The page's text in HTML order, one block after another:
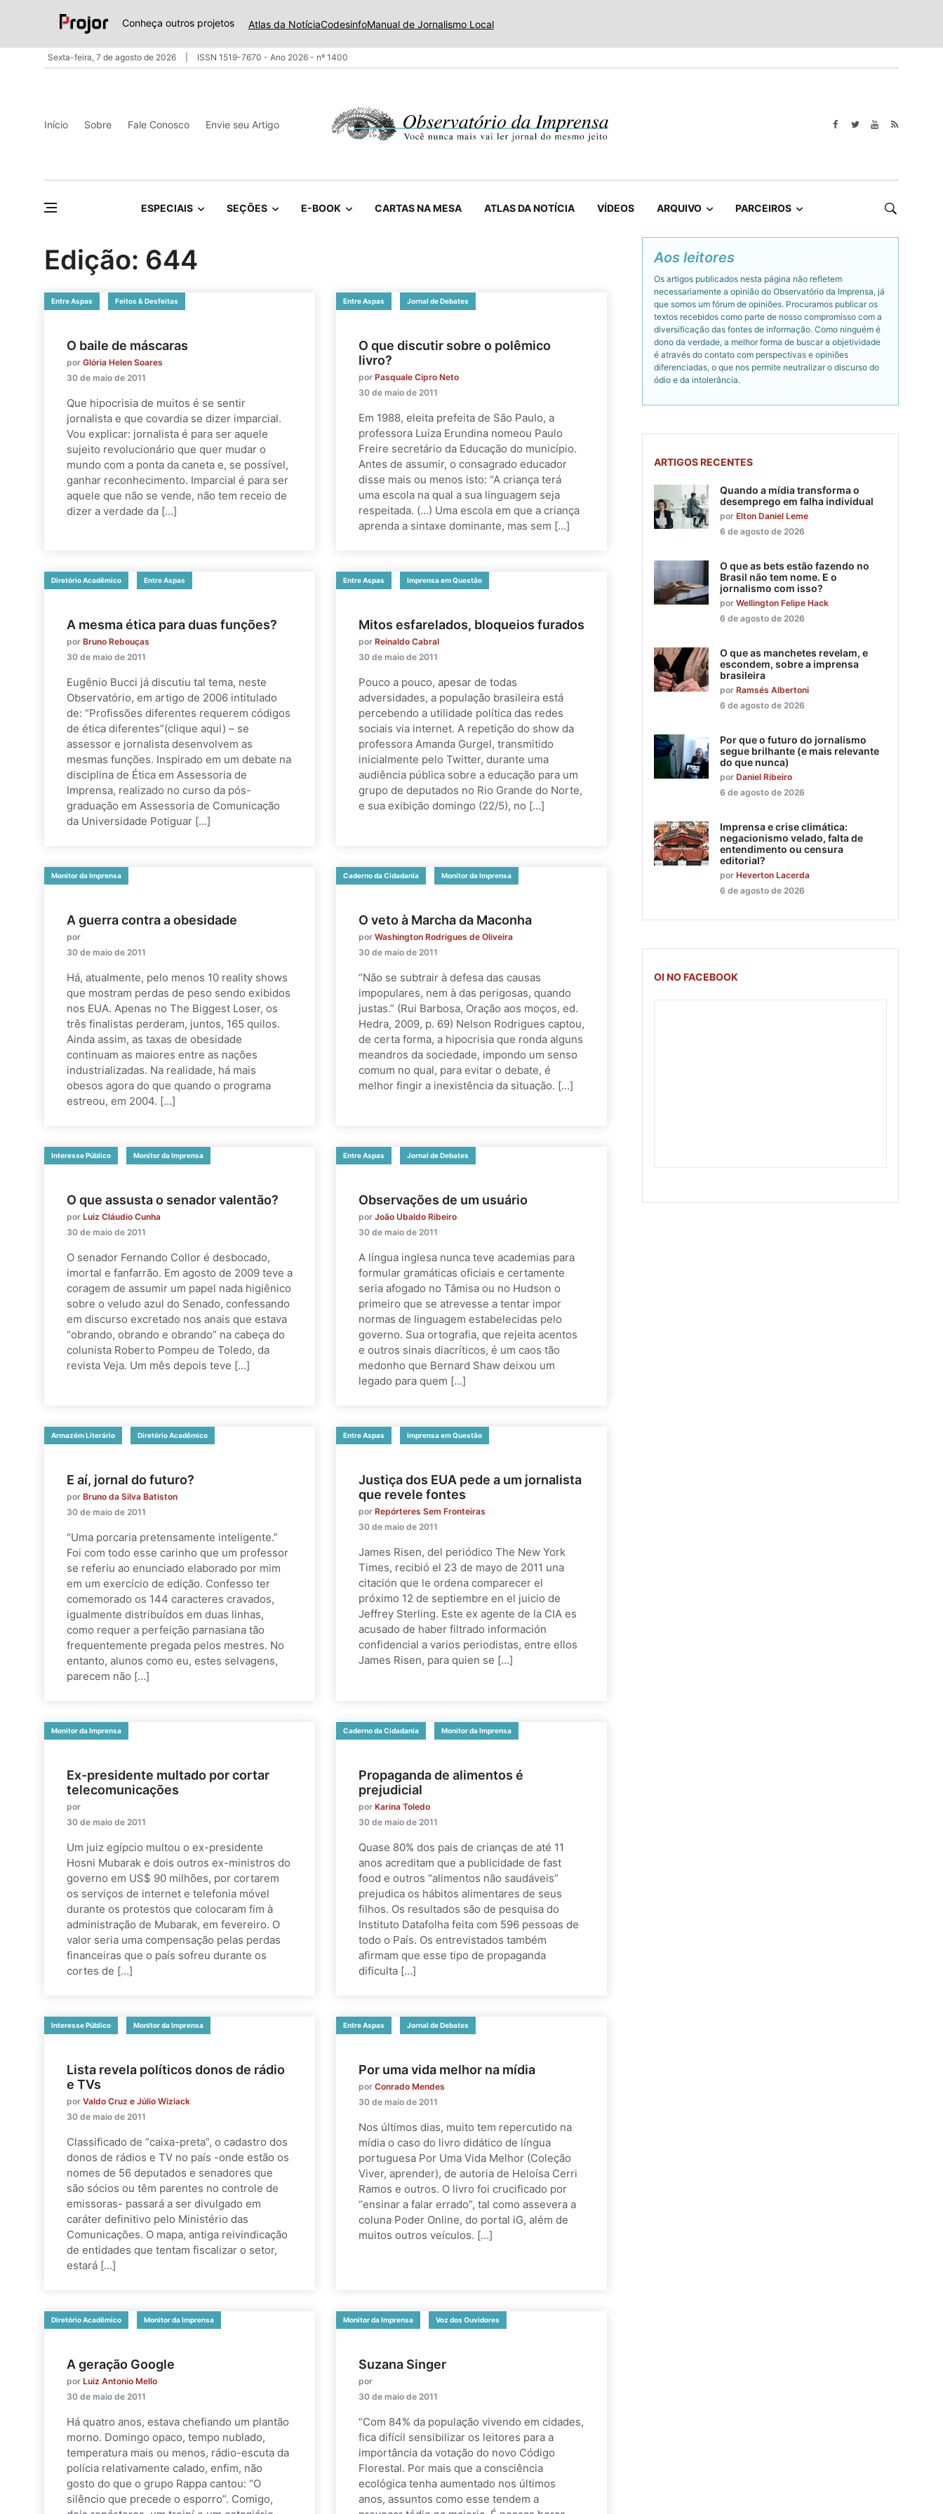
Conheça outros projetos Atlas da NotíciaCodesinfoManual de Jornalismo Local
Sexta-feira, 7 de agosto de 2026 ISSN 1519-7670 - Ano 2026 - nº 1400
Início Sobre Fale Conosco Envie seu Artigo
ESPECIAIS SEÇÕES E-BOOK CARTAS NA MESA ATLAS DA NOTÍCIA VÍDEOS ARQUIVO PARCEIROS
Edição: 644
Entre Aspas Feitos & Desfeitas
O baile de máscaras
por Glória Helen Soares
30 de maio de 2011
Que hipocrisia de muitos é se sentir
jornalista e que covardia se dizer imparcial.
Vou explicar: jornalista é para ser aquele
sujeito revolucionário que quer mudar o
mundo com a ponta da caneta e, se possível,
ganhar reconhecimento. Imparcial é para ser
aquele que não se vende, não tem receio de
dizer a verdade da […]
Entre Aspas Jornal de Debates
O que discutir sobre o polêmico
livro?
por Pasquale Cipro Neto
30 de maio de 2011
Em 1988, eleita prefeita de São Paulo, a
professora Luiza Erundina nomeou Paulo
Freire secretário da Educação do município.
Antes de assumir, o consagrado educador
disse mais ou menos isto: “A criança terá
uma escola na qual a sua linguagem seja
respeitada. (…) Uma escola em que a criança
aprenda a sintaxe dominante, mas sem […]
Diretório Acadêmico Entre Aspas
A mesma ética para duas funções?
por Bruno Rebouças
30 de maio de 2011
Eugênio Bucci já discutiu tal tema, neste
Observatório, em artigo de 2006 intitulado
de: “Profissões diferentes requerem códigos
de ética diferentes”(clique aqui) – se
assessor e jornalista desenvolvem as
mesmas funções. Inspirado em um debate na
disciplina de Ética em Assessoria de
Imprensa, realizado no curso da pós-
graduação em Assessoria de Comunicação
da Universidade Potiguar […]
Entre Aspas Imprensa em Questão
Mitos esfarelados, bloqueios furados
por Reinaldo Cabral
30 de maio de 2011
Pouco a pouco, apesar de todas
adversidades, a população brasileira está
percebendo a utilidade política das redes
sociais via internet. A repetição do show da
professora Amanda Gurgel, transmitido
inicialmente pelo Twitter, durante uma
audiência pública sobre a educação para um
grupo de deputados no Rio Grande do Norte,
e sua exibição domingo (22/5), no […]
Monitor da Imprensa
A guerra contra a obesidade
por
30 de maio de 2011
Há, atualmente, pelo menos 10 reality shows
que mostram perdas de peso sendo exibidos
nos EUA. Apenas no The Biggest Loser, os
três finalistas perderam, juntos, 165 quilos.
Ainda assim, as taxas de obesidade
continuam as maiores entre as nações
industrializadas. Na realidade, há mais
obesos agora do que quando o programa
estreou, em 2004. […]
Caderno da Cidadania Monitor da Imprensa
O veto à Marcha da Maconha
por Washington Rodrigues de Oliveira
30 de maio de 2011
“Não se subtrair à defesa das causas
impopulares, nem à das perigosas, quando
justas.” (Rui Barbosa, Oração aos moços, ed.
Hedra, 2009, p. 69) Nelson Rodrigues captou,
de certa forma, a hipocrisia que ronda alguns
meandros da sociedade, impondo um senso
comum no qual, para evitar o debate, é
melhor fingir a inexistência da situação. […]
Interesse Público Monitor da Imprensa
O que assusta o senador valentão?
por Luiz Cláudio Cunha
30 de maio de 2011
O senador Fernando Collor é desbocado,
imortal e fanfarrão. Em agosto de 2009 teve a
coragem de assumir um papel nada higiênico
sobre o veludo azul do Senado, confessando
em discurso excretado nos anais que estava
“obrando, obrando e obrando” na cabeça do
colunista Roberto Pompeu de Toledo, da
revista Veja. Um mês depois teve […]
Entre Aspas Jornal de Debates
Observações de um usuário
por João Ubaldo Ribeiro
30 de maio de 2011
A língua inglesa nunca teve academias para
formular gramáticas oficiais e certamente
seria afogado no Tâmisa ou no Hudson o
primeiro que se atrevesse a tentar impor
normas de linguagem estabelecidas pelo
governo. Sua ortografia, que rejeita acentos
e outros sinais diacríticos, é um caos tão
medonho que Bernard Shaw deixou um
legado para quem […]
Armazém Literário Diretório Acadêmico
E aí, jornal do futuro?
por Bruno da Silva Batiston
30 de maio de 2011
“Uma porcaria pretensamente inteligente.”
Foi com todo esse carinho que um professor
se referiu ao enunciado elaborado por mim
em um exercício de edição. Confesso ter
comemorado os 144 caracteres cravados,
igualmente distribuídos em duas linhas,
como requer a perfeição parnasiana tão
frequentemente pregada pelos mestres. No
entanto, alunos como eu, estes selvagens,
parecem não […]
Entre Aspas Imprensa em Questão
Justiça dos EUA pede a um jornalista
que revele fontes
por Repórteres Sem Fronteiras
30 de maio de 2011
James Risen, del periódico The New York
Times, recibió el 23 de mayo de 2011 una
citación que le ordena comparecer el
próximo 12 de septiembre en el juicio de
Jeffrey Sterling. Este ex agente de la CIA es
acusado de haber filtrado información
confidencial a varios periodistas, entre ellos
James Risen, para quien se […]
Monitor da Imprensa
Ex-presidente multado por cortar
telecomunicações
por
30 de maio de 2011
Um juiz egípcio multou o ex-presidente
Hosni Mubarak e dois outros ex-ministros do
governo em US$ 90 milhões, por cortarem
os serviços de internet e telefonia móvel
durante os protestos que colocaram fim à
administração de Mubarak, em fevereiro. O
valor seria uma compensação pelas perdas
financeiras que o país sofreu durante os
cortes de […]
Caderno da Cidadania Monitor da Imprensa
Propaganda de alimentos é
prejudicial
por Karina Toledo
30 de maio de 2011
Quase 80% dos pais de crianças de até 11
anos acreditam que a publicidade de fast
food e outros “alimentos não saudáveis”
prejudica os hábitos alimentares de seus
filhos. Os resultados são de pesquisa do
Instituto Datafolha feita com 596 pessoas de
todo o País. Os entrevistados também
afirmam que esse tipo de propaganda
dificulta […]
Interesse Público Monitor da Imprensa
Lista revela políticos donos de rádio
e TVs
por Valdo Cruz e Júlio Wiziack
30 de maio de 2011
Classificado de “caixa-preta”, o cadastro dos
donos de rádios e TV no país -onde estão os
nomes de 56 deputados e senadores que
são sócios ou têm parentes no controle de
emissoras- passará a ser divulgado em
caráter definitivo pelo Ministério das
Comunicações. O mapa, antiga reivindicação
de entidades que tentam fiscalizar o setor,
estará […]
Entre Aspas Jornal de Debates
Por uma vida melhor na mídia
por Conrado Mendes
30 de maio de 2011
Nos últimos dias, muito tem repercutido na
mídia o caso do livro didático de língua
portuguesa Por Uma Vida Melhor (Coleção
Viver, aprender), de autoria de Heloísa Cerri
Ramos e outros. O livro foi crucificado por
“ensinar a falar errado”, tal como assevera a
coluna Poder Online, do portal iG, além de
muitos outros veículos. […]
Diretório Acadêmico Monitor da Imprensa
A geração Google
por Luiz Antonio Mello
30 de maio de 2011
Há quatro anos, estava chefiando um plantão
morno. Domingo opaco, tempo nublado,
temperatura mais ou menos, rádio-escuta da
polícia relativamente calado, enfim, não
gosto do que o grupo Rappa cantou: “O
silêncio que precede o esporro”. Comigo,
Monitor da Imprensa Voz dos Ouvidores
Suzana Singer
por
30 de maio de 2011
“Com 84% da população vivendo em cidades,
fica difícil sensibilizar os leitores para a
importância da votação do novo Código
Florestal. Por mais que a consciência
ecológica tenha aumentado nos últimos
anos, assuntos como esse tendem a
Aos leitores
Os artigos publicados nesta página não refletem
necessariamente a opinião do Observatório da Imprensa, já
que somos um fórum de opiniões. Procuramos publicar os
textos recebidos como parte de nosso compromisso com a
diversificação das fontes de informação. Como ninguém é
dono da verdade, a melhor forma de buscar a objetividade
é através do contato com perspectivas e opiniões
diferenciadas, o que nos permite neutralizar o discurso do
ódio e da intolerância.
ARTIGOS RECENTES
Quando a mídia transforma o
desemprego em falha individual
por Elton Daniel Leme
6 de agosto de 2026
O que as bets estão fazendo no
Brasil não tem nome. E o
jornalismo com isso?
por Wellington Felipe Hack
6 de agosto de 2026
O que as manchetes revelam, e
escondem, sobre a imprensa
brasileira
por Ramsés Albertoni
6 de agosto de 2026
Por que o futuro do jornalismo
segue brilhante (e mais relevante
do que nunca)
por Daniel Ribeiro
6 de agosto de 2026
Imprensa e crise climática:
negacionismo velado, falta de
entendimento ou censura
editorial?
por Heverton Lacerda
6 de agosto de 2026
OI NO FACEBOOK